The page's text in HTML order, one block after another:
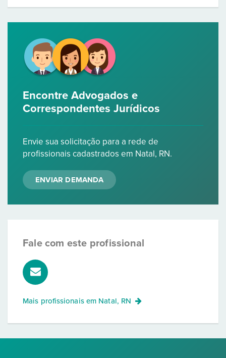
Encontre Advogados e
Correspondentes Jurídicos
Envie sua solicitação para a rede de
profissionais cadastrados em Natal, RN.
ENVIAR DEMANDA
Fale com este profissional
Mais profissionais em Natal, RN